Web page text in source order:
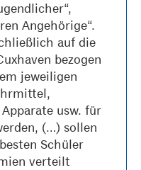
Angehörige“.
auf die
bezogen
jeweiligen
usw. für
(…) sollen
Schüler
verteilt